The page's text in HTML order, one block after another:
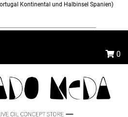
Kontinental und Halbinsel Spanien)
0